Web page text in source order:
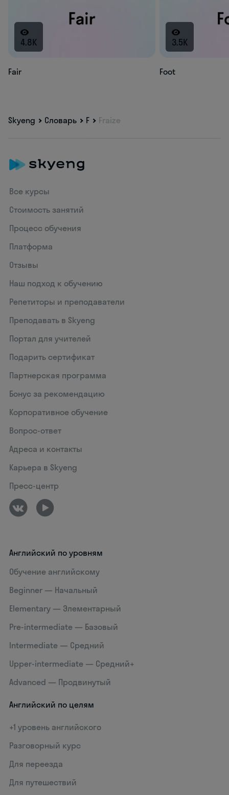
4.8K
Fair
3.5K
Foot
Skyeng Словарь F Fraize
Все курсы
Стоимость занятий
Процесс обучения
Платформа
Отзывы
Наш подход к обучению
Репетиторы и преподаватели
Преподавать в Skyeng
Портал для учителей
Подарить сертификат
Партнерская программа
Бонус за рекомендацию
Корпоративное обучение
Вопрос-ответ
Адреса и контакты
Карьера в Skyeng
Пресс-центр
Английский по уровням
Обучение английскому
Beginner — Начальный
Elementary — Элементарный
Pre-intermediate — Базовый
Intermediate — Средний
Upper-intermediate — Средний+
Advanced — Продвинутый
Английский по целям
+1 уровень английского
Разговорный курс
Для переезда
Для путешествий